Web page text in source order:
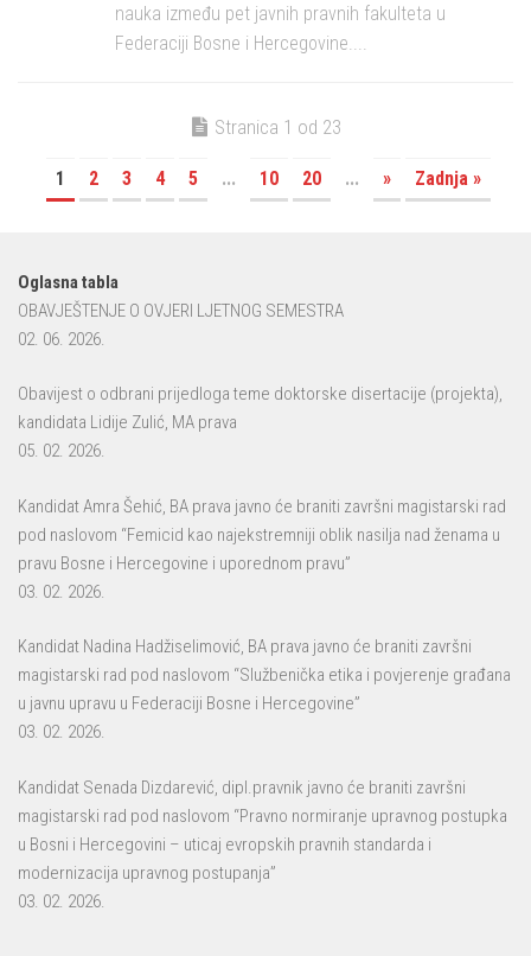
nauka između pet javnih pravnih fakulteta u
Federaciji Bosne i Hercegovine....
Stranica 1 od 23
1 2 3 4 5 ... 10 20 ... » Zadnja »
Oglasna tabla
OBAVJEŠTENJE O OVJERI LJETNOG SEMESTRA
02. 06. 2026.
Obavijest o odbrani prijedloga teme doktorske disertacije (projekta),
kandidata Lidije Zulić, MA prava
05. 02. 2026.
Kandidat Amra Šehić, BA prava javno će braniti završni magistarski rad
pod naslovom “Femicid kao najekstremniji oblik nasilja nad ženama u
pravu Bosne i Hercegovine i uporednom pravu”
03. 02. 2026.
Kandidat Nadina Hadžiselimović, BA prava javno će braniti završni
magistarski rad pod naslovom “Službenička etika i povjerenje građana
u javnu upravu u Federaciji Bosne i Hercegovine”
03. 02. 2026.
Kandidat Senada Dizdarević, dipl.pravnik javno će braniti završni
magistarski rad pod naslovom “Pravno normiranje upravnog postupka
u Bosni i Hercegovini – uticaj evropskih pravnih standarda i
modernizacija upravnog postupanja”
03. 02. 2026.